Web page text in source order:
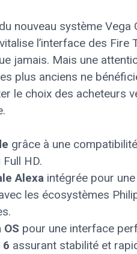
nouveau système Vega
l’interface des Fire
jamais. Mais une
plus anciens ne
le choix des acheteurs
grâce à une
HD.
Alexa intégrée pour
les écosystèmes
pour une interface
6 assurant stabilité et